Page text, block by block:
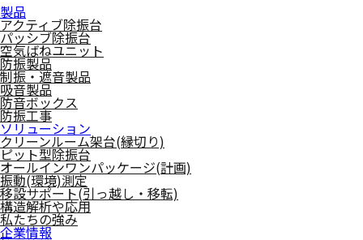
製品
アクティブ除振台
パッシブ除振台
空気ばねユニット
防振製品
制振・遮音製品
吸音製品
防音ボックス
防振工事
ソリューション
クリーンルーム架台(縁切り)
ピット型除振台
オールインワンパッケージ(計画)
振動(環境)測定
移設サポート(引っ越し・移転)
構造解析や応用
私たちの強み
企業情報